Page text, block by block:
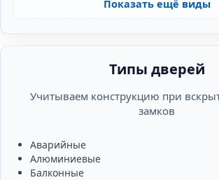
Показать ещё виды
Типы дверей
Учитываем конструкцию при
замков
Аварийные
Алюминиевые
Балконные